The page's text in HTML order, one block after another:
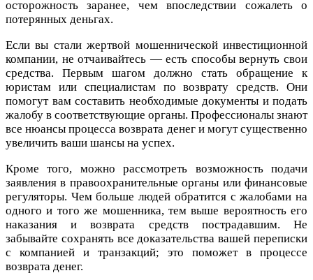
осторожность заранее, чем впоследствии сожалеть о
потерянных деньгах.
Если вы стали жертвой мошеннической инвестиционной
компании, не отчаивайтесь — есть способы вернуть свои
средства. Первым шагом должно стать обращение к
юристам или специалистам по возврату средств. Они
помогут вам составить необходимые документы и подать
жалобу в соответствующие органы. Профессионалы знают
все нюансы процесса возврата денег и могут существенно
увеличить ваши шансы на успех.
Кроме того, можно рассмотреть возможность подачи
заявления в правоохранительные органы или финансовые
регуляторы. Чем больше людей обратится с жалобами на
одного и того же мошенника, тем выше вероятность его
наказания и возврата средств пострадавшим. Не
забывайте сохранять все доказательства вашей переписки
с компанией и транзакций; это поможет в процессе
возврата денег.